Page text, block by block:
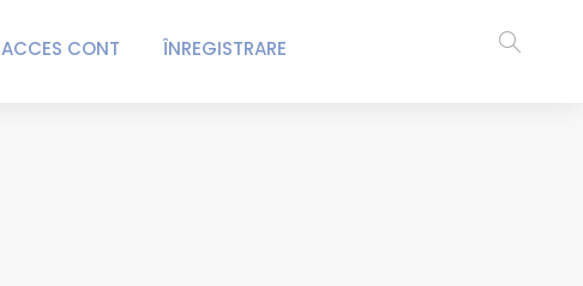
ACCES CONT ÎNREGISTRARE